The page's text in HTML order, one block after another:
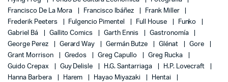
Francisco De La Mora
Francisco Ibáñez
Frank Miller
Frederik Peeters
Fulgencio Pimentel Full House
Funko
Gabriel Bá
Gallito Comics Garth Ennis
Gastronomía
George Perez
Gerard Way Germán Butze Glénat
Gore
Grant Morrison
Gredos Greg Capullo
Greg Rucka
Guido Crepax
Guy Delisle H.G. Santarriaga
H.P. Lovecraft
Hanna Barbera
Harem Hayao Miyazaki
Hentai